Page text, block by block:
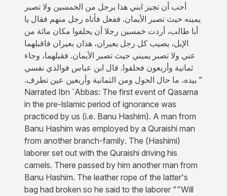
أحب أن تجيز ابني هذا برجل من الخمسين ولا تصبر
يمينه حيث تصبر الأيمان‏.‏ ففعل فأتاه رجل منهم فقال يا
أبا طالب، أردت خمسين رجلا أن يحلفوا مكان مائة من
الإبل، يصيب كل رجل بعيران، هذان بعيران فاقبلهما
عني ولا تصبر يميني حيث تصبر الأيمان‏.‏ فقبلهما، وجاء
ثمانية وأربعون فحلفوا‏.‏ قال ابن عباس فوالذي نفسي
بيده، ما حال الحول ومن الثمانية وأربعين عين تطرف‏.‏ "
Narrated Ibn `Abbas: The first event of Qasama
in the pre-lslamic period of ignorance was
practiced by us (i.e. Banu Hashim). A man from
Banu Hashim was employed by a Quraishi man
from another branch-family. The (Hashimi)
laborer set out with the Quraishi driving his
camels. There passed by him another man from
Banu Hashim. The leather rope of the latter's
bag had broken so he said to the laborer ""Will